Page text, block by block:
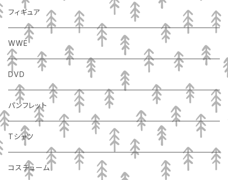
フィギュア
WWE
DVD
パンフレット
Tシャツ
コスチューム